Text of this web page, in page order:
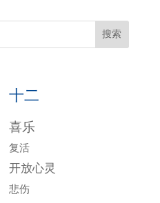
十二
喜乐
复活
开放心灵
悲伤